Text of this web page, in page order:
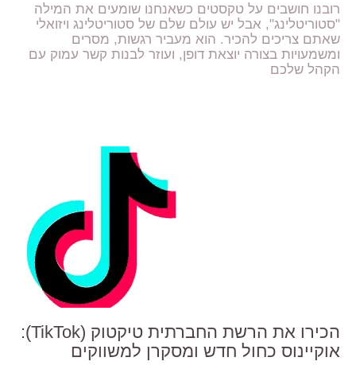
רובנו חושבים על טקסטים כשאנחנו שומעים את המילה
"סטוריטלינג", אבל יש עולם שלם של סטוריטלינג ויזואלי
שאתם צריכים להכיר. הוא מעביר רגשות, מסרים
ומשמעויות בצורה יוצאת דופן, ועוזר לבנות קשר עמוק עם
הקהל שלכם
הכירו את הרשת החברתית טיקטוק (TikTok):
אוקיינוס כחול חדש ומסקרן למשווקים